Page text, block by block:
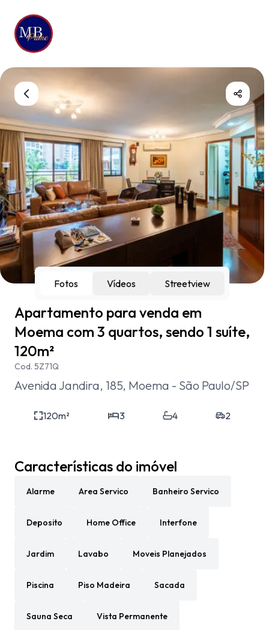
Fotos Vídeos Streetview
Apartamento para venda em
Moema com 3 quartos, sendo 1 suíte,
120m²
Cod. 5Z71Q
Avenida Jandira, 185, Moema - São Paulo/SP
120m² 3 4 2
Características do imóvel
Alarme Area Servico Banheiro Servico
Deposito Home Office Interfone
Jardim Lavabo Moveis Planejados
Piscina Piso Madeira Sacada
Sauna Seca Vista Permanente